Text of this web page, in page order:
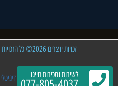
לשירות ומכירות חייגו
זכויות יוצרים 2026© כל הזכויות שמורות עבור Blue Balloon
פיתוח וקידום האתר: אברהם שיווק דיגיטלי